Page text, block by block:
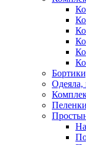
Пеленки